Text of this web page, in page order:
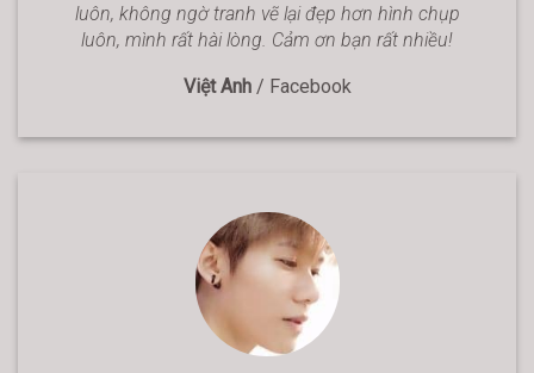
luôn, không ngờ tranh vẽ lại đẹp hơn hình chụp
luôn, mình rất hài lòng. Cảm ơn bạn rất nhiều!
Việt Anh / Facebook